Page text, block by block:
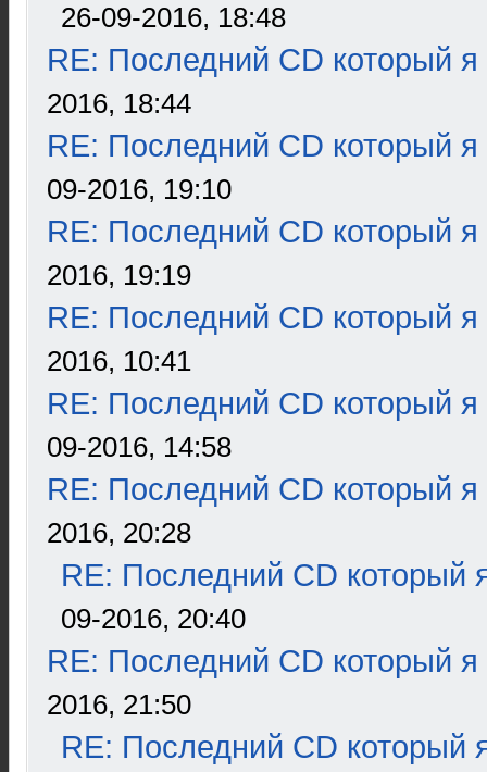
26-09-2016, 18:48
RE: Последний CD который я
2016, 18:44
RE: Последний CD который я
09-2016, 19:10
RE: Последний CD который я
2016, 19:19
RE: Последний CD который я
2016, 10:41
RE: Последний CD который я
09-2016, 14:58
RE: Последний CD который я
2016, 20:28
RE: Последний CD который
09-2016, 20:40
RE: Последний CD который я
2016, 21:50
RE: Последний CD который